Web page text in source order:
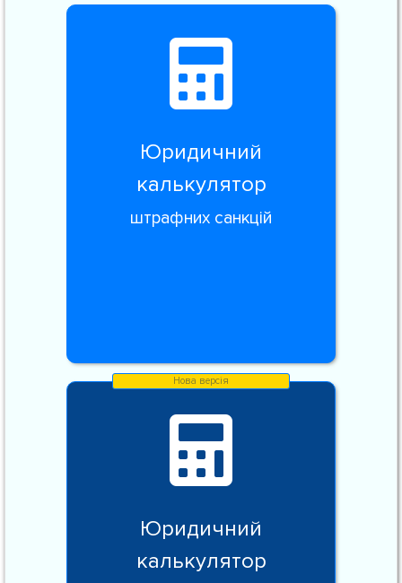
Юридичний
калькулятор
штрафних санкцій
Юридичний
калькулятор